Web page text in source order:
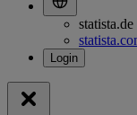
statista.de